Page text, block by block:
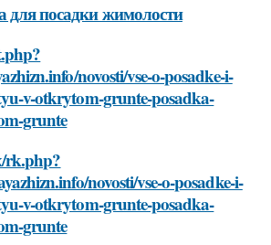
для посадки жимолости
novosti/vse-o-posadke-i-
v-otkrytom-grunte-posadka-
grunte
rk.php?
novosti/vse-o-posadke-i-
v-otkrytom-grunte-posadka-
grunte